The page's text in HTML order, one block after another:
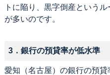
トに陥り、黒字倒産という
が多いのです。
3．銀行の預貸率が低水準
愛知（名古屋）の銀行の預